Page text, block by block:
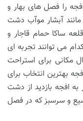
را فصل های بهار و
آبشار موآب دشت
ساکا حمام قاجار و
می توانند تجربه ای
مکانی برای استراحت
بهترین انتخاب برای
افجه بازدید از دشت
و سرسبز که در فصل